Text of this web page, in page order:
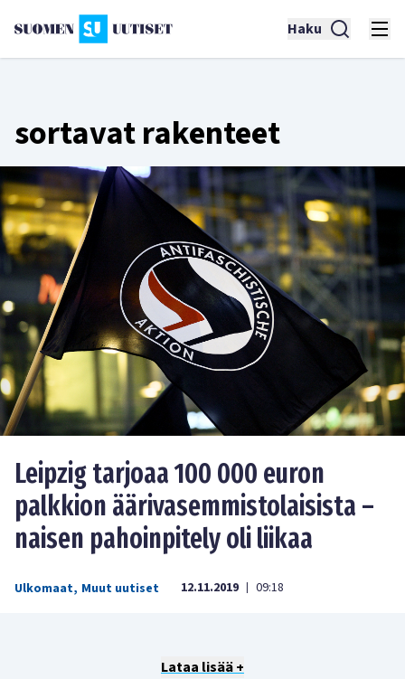
Haku
sortavat rakenteet
Leipzig tarjoaa 100 000 euron
palkkion äärivasemmistolaisista –
naisen pahoinpitely oli liikaa
Ulkomaat, Muut uutiset 12.11.2019 | 09:18
Lataa lisää +